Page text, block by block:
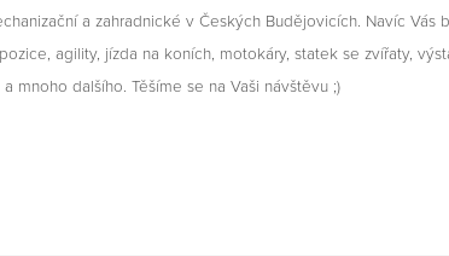
a zahradnické v Českých Budějovicích. Navíc Vás
agility, jízda na koních, motokáry, statek se zvířaty,
mnoho dalšího. Těšíme se na Vaši návštěvu ;)